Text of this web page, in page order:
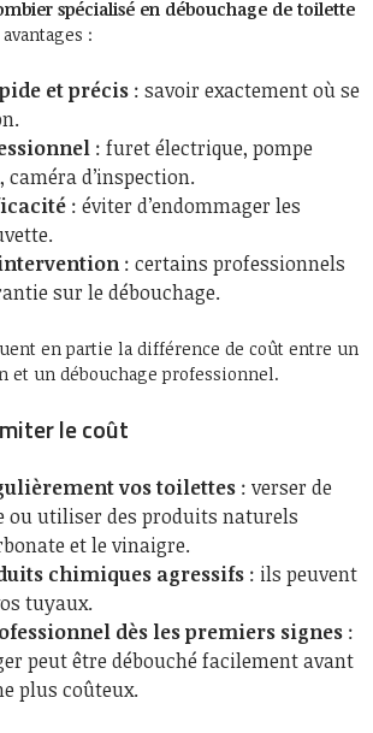
spécialisé en débouchage de toilette
:
et précis : savoir exactement où se
: furet électrique, pompe
d’inspection.
: éviter d’endommager les
: certains professionnels
sur le débouchage.
en partie la différence de coût entre un
et un débouchage professionnel.
le coût
vos toilettes : verser de
ou utiliser des produits naturels
et le vinaigre.
chimiques agressifs : ils peuvent
tuyaux.
dès les premiers signes :
peut être débouché facilement avant
plus coûteux.